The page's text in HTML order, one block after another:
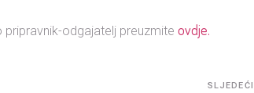
pripravnik-odgajatelj preuzmiteovdje.
SLJEDEĆI